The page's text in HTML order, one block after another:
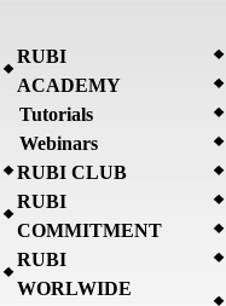
RUBI
ACADEMY
Tutorials
Webinars
RUBI CLUB
RUBI
COMMITMENT
RUBI
WORLWIDE